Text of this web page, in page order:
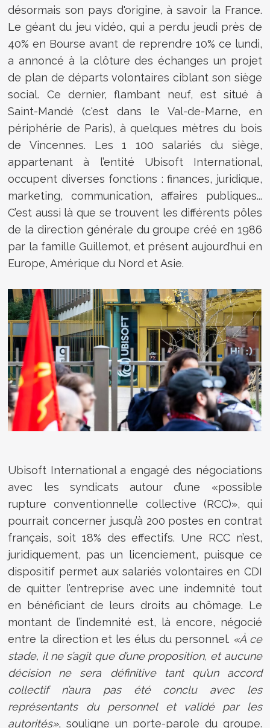
désormais son pays d'origine, à savoir la France.
Le géant du jeu vidéo, qui a perdu jeudi près de
40% en Bourse avant de reprendre 10% ce lundi,
a annoncé à la clôture des échanges un projet
de plan de départs volontaires ciblant son siège
social. Ce dernier, flambant neuf, est situé à
Saint-Mandé (c'est dans le Val-de-Marne, en
périphérie de Paris), à quelques mètres du bois
de Vincennes. Les 1 100 salariés du siège,
appartenant à l’entité Ubisoft International,
occupent diverses fonctions : finances, juridique,
marketing, communication, affaires publiques...
C’est aussi là que se trouvent les différents pôles
de la direction générale du groupe créé en 1986
par la famille Guillemot, et présent aujourd’hui en
Europe, Amérique du Nord et Asie.
Ubisoft International a engagé des négociations
avec les syndicats autour d’une «possible
rupture conventionnelle collective (RCC)», qui
pourrait concerner jusqu’à 200 postes en contrat
français, soit 18% des effectifs. Une RCC n’est,
juridiquement, pas un licenciement, puisque ce
dispositif permet aux salariés volontaires en CDI
de quitter l’entreprise avec une indemnité tout
en bénéficiant de leurs droits au chômage. Le
montant de l’indemnité est, là encore, négocié
entre la direction et les élus du personnel. «À ce
stade, il ne s’agit que d’une proposition, et aucune
décision ne sera définitive tant qu’un accord
collectif n’aura pas été conclu avec les
représentants du personnel et validé par les
autorités», souligne un porte-parole du groupe.